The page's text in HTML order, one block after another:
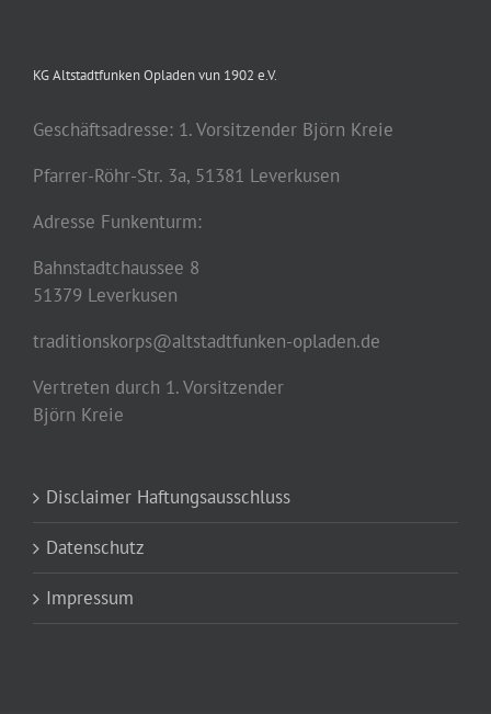
KG Altstadtfunken Opladen vun 1902 e.V.
Geschäftsadresse: 1. Vorsitzender Björn Kreie
Pfarrer-Röhr-Str. 3a, 51381 Leverkusen
Adresse Funkenturm:
Bahnstadtchaussee 8
51379 Leverkusen
traditionskorps@altstadtfunken-opladen.de
Vertreten durch 1. Vorsitzender
Björn Kreie
Disclaimer Haftungsausschluss
Datenschutz
Impressum